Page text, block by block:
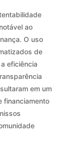
ao
O uso
de
eficiência
em um
financiamento